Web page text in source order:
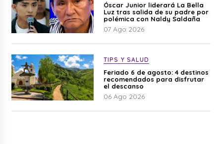
Óscar Junior liderará La Bella
Luz tras salida de su padre por
polémica con Naldy Saldaña
07 Ago 2026
TIPS Y SALUD
Feriado 6 de agosto: 4 destinos
recomendados para disfrutar
el descanso
06 Ago 2026